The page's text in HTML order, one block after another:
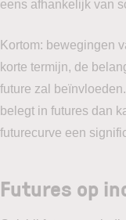
eens afhankelijk van
Kortom: bewegingen
korte termijn, de
future zal
belegt in futures dan
futurecurve een
Futures op